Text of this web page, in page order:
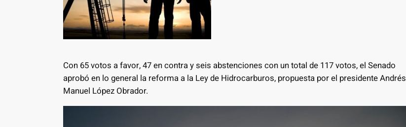
Con 65 votos a favor, 47 en contra y seis abstenciones con un total de 117 votos, el Senado
aprobó en lo general la reforma a la Ley de Hidrocarburos, propuesta por el presidente Andrés
Manuel López Obrador.